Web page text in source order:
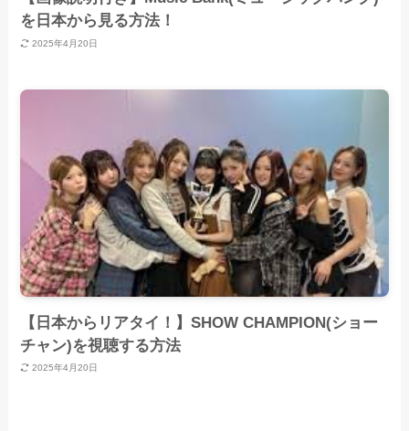
を日本から見る方法！
2025年4月20日
【日本からリアタイ！】SHOW CHAMPION(ショー
チャン)を視聴する方法
2025年4月20日